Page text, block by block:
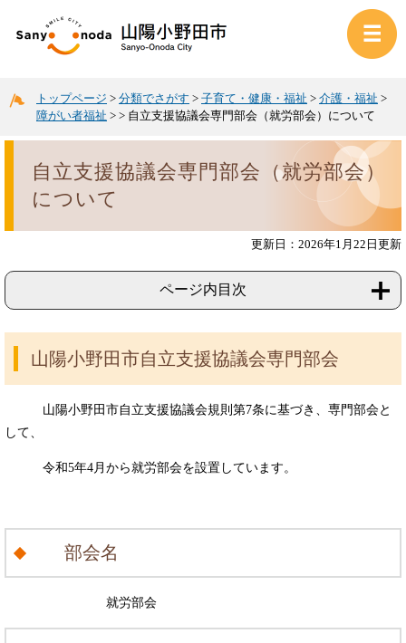
トップページ > 分類でさがす > 子育て・健康・福祉 > 介護・福祉 >
障がい者福祉 > > 自立支援協議会専門部会（就労部会）について
自立支援協議会専門部会（就労部会）
について
更新日：2026年1月22日更新
ページ内目次
山陽小野田市自立支援協議会専門部会
山陽小野田市自立支援協議会規則第7条に基づき、専門部会と
して、
令和5年4月から就労部会を設置しています。
部会名
就労部会